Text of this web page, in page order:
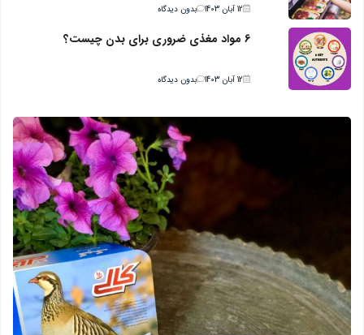
12 آبان 1403 بدون دیدگاه
6 مواد مغذی ضروری برای بدن چیست؟
12 آبان 1403 بدون دیدگاه